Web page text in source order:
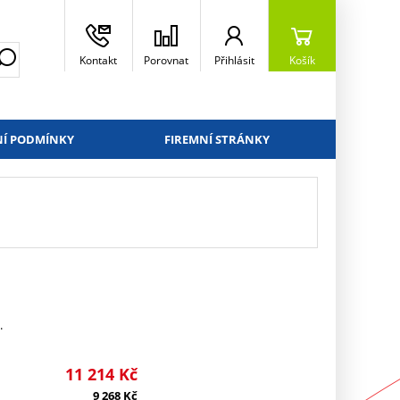
Kontakt Porovnat Přihlásit Košík
PODMÍNKY FIREMNÍ STRÁNKY
11 214 Kč
9 268 Kč